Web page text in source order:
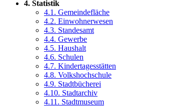
4. Statistik
4.1. Gemeindefläche
4.2. Einwohnerwesen
4.3. Standesamt
4.4. Gewerbe
4.5. Haushalt
4.6. Schulen
4.7. Kindertagesstätten
4.8. Volkshochschule
4.9. Stadtbücherei
4.10. Stadtarchiv
4.11. Stadtmuseum